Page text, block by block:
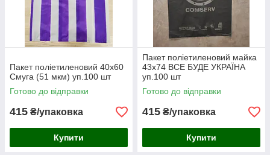
Пакет поліетиленовий 40х60
Смуга (51 мкм) уп.100 шт
Готово до відправки
415 ₴/упаковка
Купити
Пакет поліетиленовий майка
43х74 ВСЕ БУДЕ УКРАЇНА
уп.100 шт
Готово до відправки
415 ₴/упаковка
Купити